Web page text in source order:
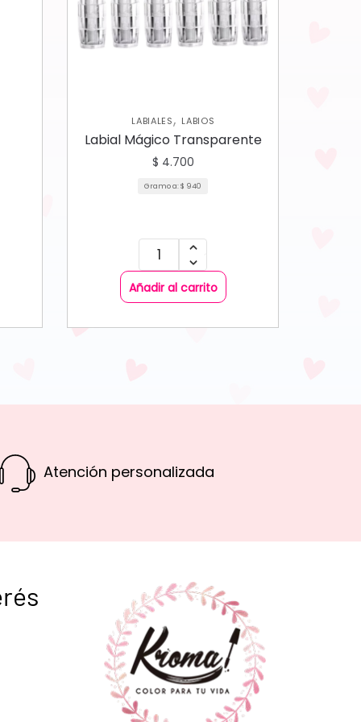
LABIALES, LABIOS
Labial Mágico Transparente
$ 4.700
Gramo a:$ 940
Añadir al carrito
Atención personalizada